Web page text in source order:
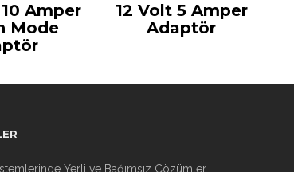
10 Amper
Mode
12 Volt 5 Amper
Adaptör
Yerli ve Bağımsız Çözümler